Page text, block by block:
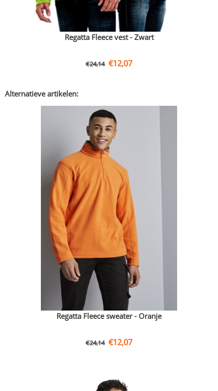
Regatta Fleece vest - Zwart
€24,14 €12,07
Alternatieve artikelen:
Regatta Fleece sweater - Oranje
€24,14 €12,07